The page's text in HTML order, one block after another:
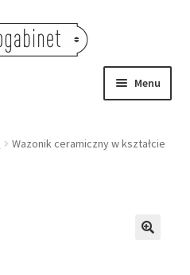
Menu
Wazonik ceramiczny w kształcie